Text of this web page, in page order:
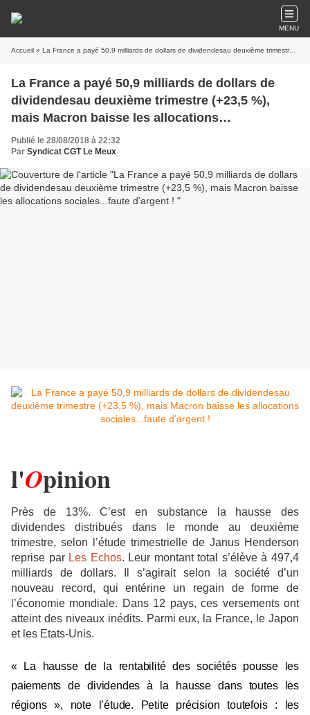
MENU
Accueil » La France a payé 50,9 milliards de dollars de dividendesau deuxième trimestre (+23,5 %), mais Macron baisse les allocations sociales...faute d'argent !
La France a payé 50,9 milliards de dollars de
dividendesau deuxième trimestre (+23,5 %),
mais Macron baisse les allocations
sociales...faute d'argent !
Publié le 28/08/2018 à 22:32
Par Syndicat CGT Le Meux
l'Opinion
Près de 13%. C’est en substance la hausse des
dividendes distribués dans le monde au deuxième
trimestre, selon l’étude trimestrielle de Janus Henderson
reprise par Les Echos. Leur montant total s’élève à 497,4
milliards de dollars. Il s’agirait selon la société d’un
nouveau record, qui entérine un regain de forme de
l’économie mondiale. Dans 12 pays, ces versements ont
atteint des niveaux inédits. Parmi eux, la France, le Japon
et les Etats-Unis.
« La hausse de la rentabilité des sociétés pousse les
paiements de dividendes à la hausse dans toutes les
régions », note l’étude. Petite précision toutefois : les